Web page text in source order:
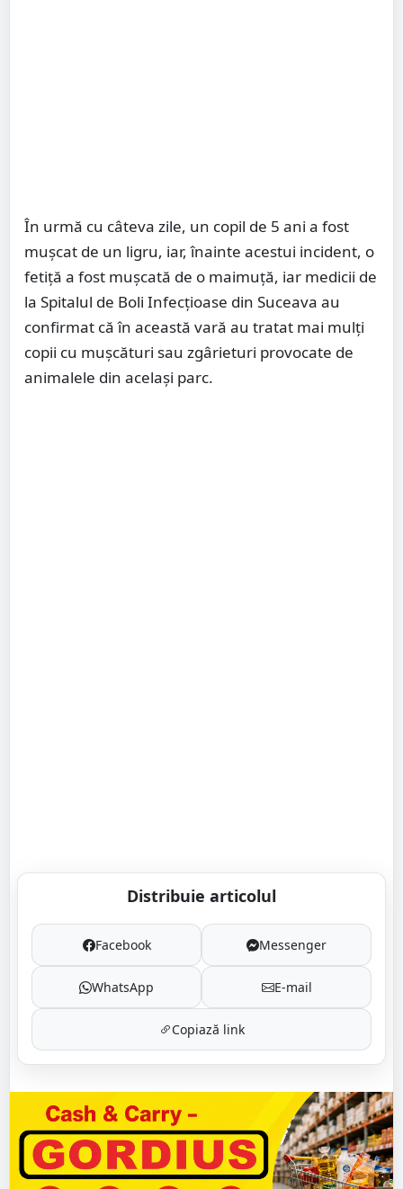
În urmă cu câteva zile, un copil de 5 ani a fost
mușcat de un ligru, iar, înainte acestui incident, o
fetiță a fost mușcată de o maimuță, iar medicii de
la Spitalul de Boli Infecțioase din Suceava au
confirmat că în această vară au tratat mai mulți
copii cu mușcături sau zgârieturi provocate de
animalele din același parc.
Distribuie articolul
Facebook Messenger
WhatsApp E-mail
Copiază link